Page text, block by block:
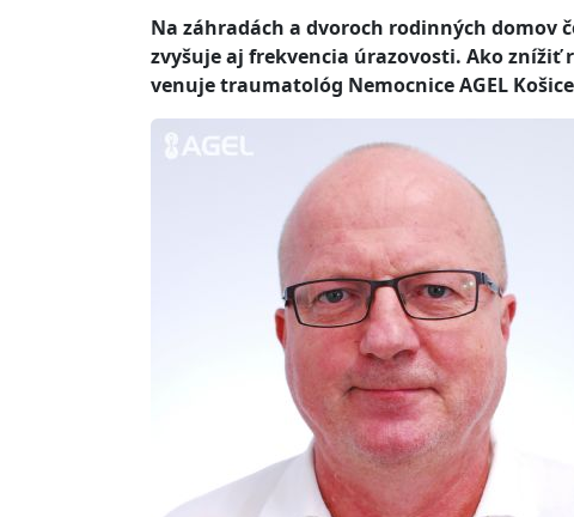
Na záhradách a dvoroch rodinných domov
zvyšuje aj frekvencia úrazovosti. Ako znížiť
venuje traumatológ Nemocnice AGEL